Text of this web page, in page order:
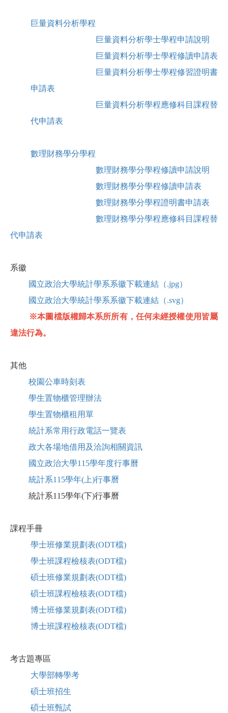
巨量資料分析學程
巨量資料分析學士學程申請說明
巨量資料分析學士學程修讀申請表
巨量資料分析學士學程修習證明書
申請表
巨量資料分析學程應修科目課程替
代申請表
數理財務學分學程
數理財務學分學程修讀申請說明
數理財務學分學程修讀申請表
數理財務學分學程證明書申請表
數理財務學分學程應修科目課程替
代申請表
系徽
國立政治大學統計學系系徽下載連結（.jpg）
國立政治大學統計學系系徽下載連結（.svg）
※本圖檔版權歸本系所所有，任何未經授權使用皆屬
違法行為。
其他
校園公車時刻表
學生置物櫃管理辦法
學生置物櫃租用單
統計系常用行政電話一覽表
政大各場地借用及洽詢相關資訊
國立政治大學115學年度行事曆
統計系115學年(上)行事曆
統計系115學年(下)行事曆
課程手冊
學士班修業規劃表(ODT檔)
學士班課程檢核表(ODT檔)
碩士班修業規劃表(ODT檔)
碩士班課程檢核表(ODT檔)
博士班修業規劃表(ODT檔)
博士班課程檢核表(ODT檔)
考古題專區
大學部轉學考
碩士班招生
碩士班甄試